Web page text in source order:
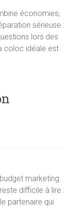
économies,
sérieuse :
lors des
coloc idéale est
marketing.
difficile à lire :
partenaire qui